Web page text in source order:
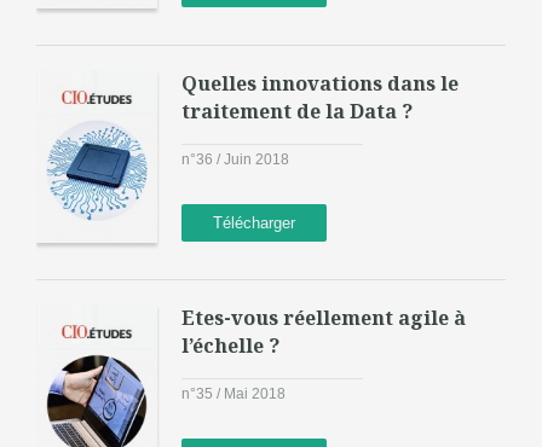
Quelles innovations dans le
traitement de la Data ?
n°36 / Juin 2018
Télécharger
Etes-vous réellement agile à
l’échelle ?
n°35 / Mai 2018